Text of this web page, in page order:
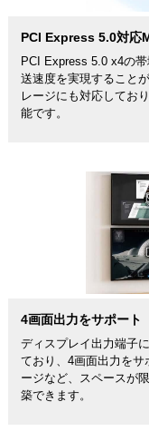
PCI Express 5.0対応
PCI Express 5.0 x4の
送速度を実現すること
レージにも対応してお
能です。
4画面出力をサポート
ディスプレイ出力端子
ており、4画面出力を
ージなど、スペースが
築できます。